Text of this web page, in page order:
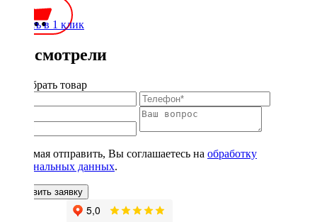
Купить в 1 клик
Вы смотрели
Подобрать товар
Нажимая отправить, Вы соглашаетесь на обработку
персональных данных.
Оставить заявку